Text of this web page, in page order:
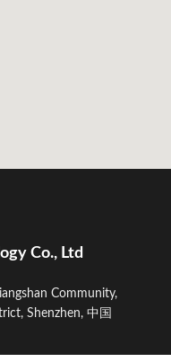
Co., Ltd
Community,
Shenzhen, 中国